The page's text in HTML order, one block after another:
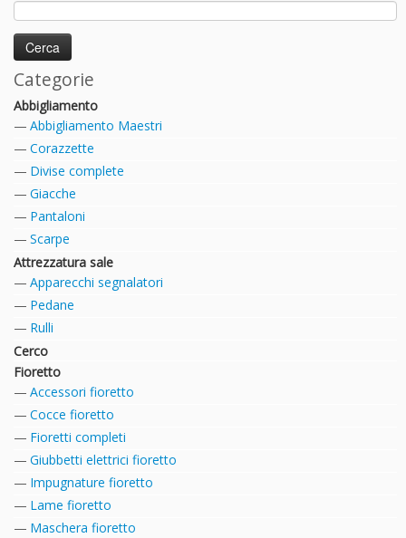
Categorie
Abbigliamento
Abbigliamento Maestri
Corazzette
Divise complete
Giacche
Pantaloni
Scarpe
Attrezzatura sale
Apparecchi segnalatori
Pedane
Rulli
Cerco
Fioretto
Accessori fioretto
Cocce fioretto
Fioretti completi
Giubbetti elettrici fioretto
Impugnature fioretto
Lame fioretto
Maschera fioretto